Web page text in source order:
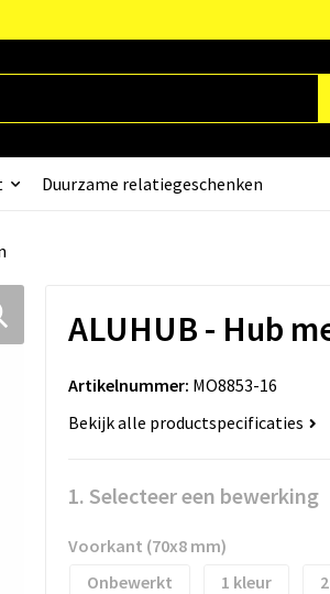
Duurzame relatiegeschenken
ALUHUB - Hub
Artikelnummer: MO8853-16
Bekijk alle productspecificaties
1. Selecteer een bewerking
Voorkant (70x8 mm)
Onbewerkt
1 2